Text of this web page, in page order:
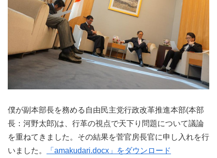
僕が副本部長を務める自由民主党行政改革推進本部(本部
長：河野太郎)は、行革の視点で天下り問題について議論
を重ねてきました。その結果を菅官房長官に申し入れを行
いました。
「amakudari.docx」をダウンロード